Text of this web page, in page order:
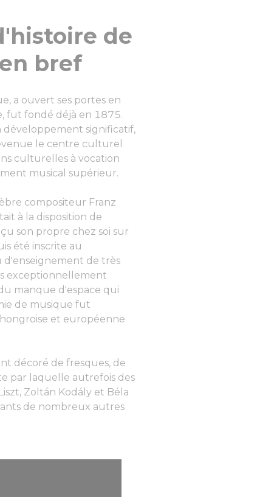
de
bref
a ouvert ses portes en
fut fondé déjà en 1875.
significatif,
le centre culturel
culturelles à vocation
musical supérieur.
compositeur Franz
à la disposition de
son propre chez soi sur
été inscrite au
d'enseignement de très
exceptionnellement
manque d'espace qui
de musique fut
et européenne
décoré de fresques, de
par laquelle autrefois des
Zoltán Kodály et Béla
de nombreux autres